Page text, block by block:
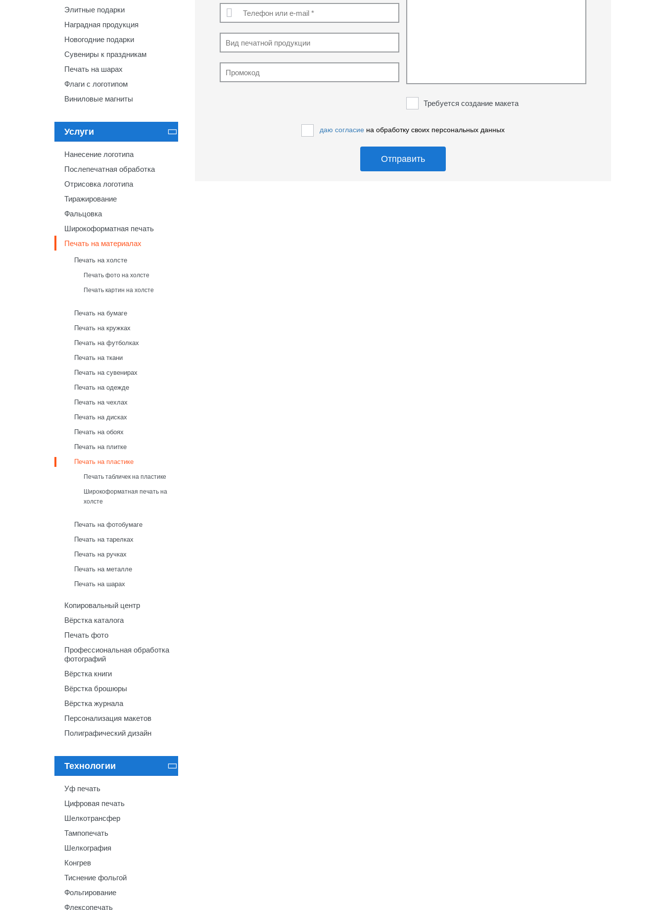
Элитные подарки
Наградная продукция
Новогодние подарки
Сувениры к праздникам
Печать на шарах
Флаги с логотипом
Виниловые магниты
Услуги 
Нанесение логотипа
Послепечатная обработка
Отрисовка логотипа
Тиражирование
Фальцовка
Широкоформатная печать
Печать на материалах
Печать на холсте
Печать фото на холсте
Печать картин на холсте
Печать на бумаге
Печать на кружках
Печать на футболках
Печать на ткани
Печать на сувенирах
Печать на одежде
Печать на чехлах
Печать на дисках
Печать на обоях
Печать на плитке
Печать на пластике
Печать табличек на пластике
Широкоформатная печать на
холсте
Печать на фотобумаге
Печать на тарелках
Печать на ручках
Печать на металле
Печать на шарах
Копировальный центр
Вёрстка каталога
Печать фото
Профессиональная обработка
фотографий
Вёрстка книги
Вёрстка брошюры
Вёрстка журнала
Персонализация макетов
Полиграфический дизайн
Технологии 
Уф печать
Цифровая печать
Шелкотрансфер
Тампопечать
Шелкография
Конгрев
Тиснение фольгой
Фольгирование
Флексопечать
Требуется создание макета
даю согласиена обработку своих персональных данных
Отправить